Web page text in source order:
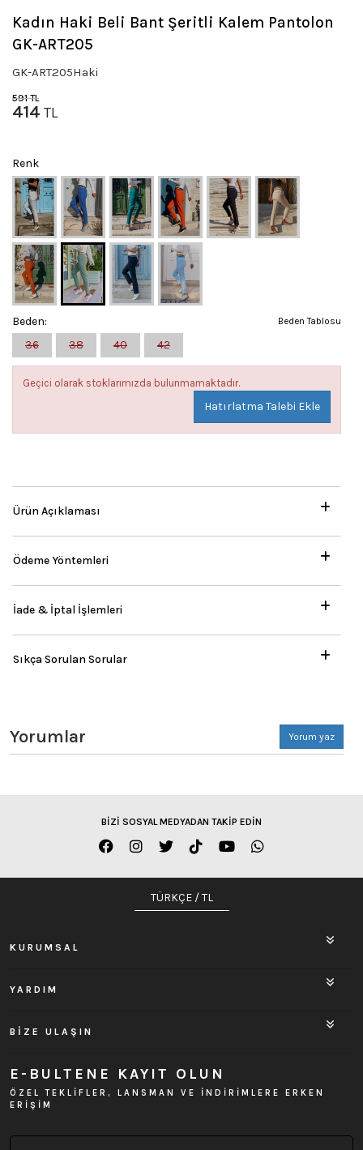
Kadın Haki Beli Bant Şeritli Kalem Pantolon
GK-ART205
GK-ART205Haki
591TL
414 TL
Renk
Beden Tablosu
Beden:
36
38 40 42
Geçici olarak stoklarımızda bulunmamaktadır.
Hatırlatma Talebi Ekle
Ürün Açıklaması
Ödeme Yöntemleri
İade & İptal İşlemleri
Sıkça Sorulan Sorular
Yorumlar Yorum yaz
BİZİ SOSYAL MEDYADAN TAKİP EDİN
TÜRKÇE / TL
KURUMSAL
YARDIM
BİZE ULAŞIN
E-BULTENE KAYIT OLUN
ÖZEL TEKLİFLER, LANSMAN VE İNDİRİMLERE ERKEN
ERİŞİM